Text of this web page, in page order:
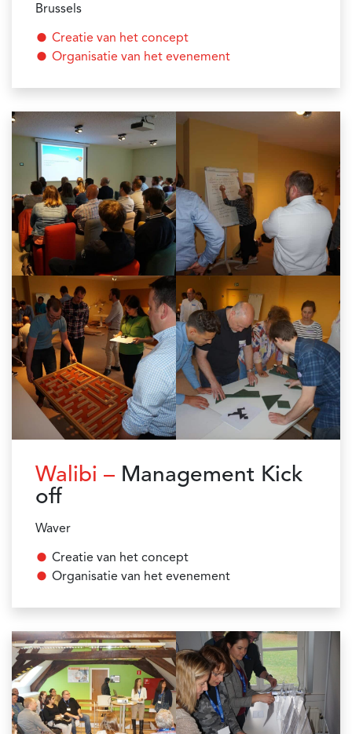
Brussels
Creatie van het concept
Organisatie van het evenement
Walibi – Management Kick
off
Waver
Creatie van het concept
Organisatie van het evenement